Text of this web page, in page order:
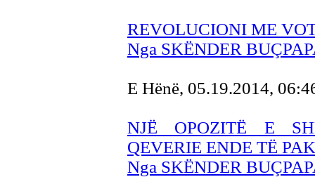
REVOLUCIONI ME
Nga SKËNDER
E Hënë, 05.19.2014,
NJË OPOZITË E
QEVERIE ENDE TË
Nga SKËNDER